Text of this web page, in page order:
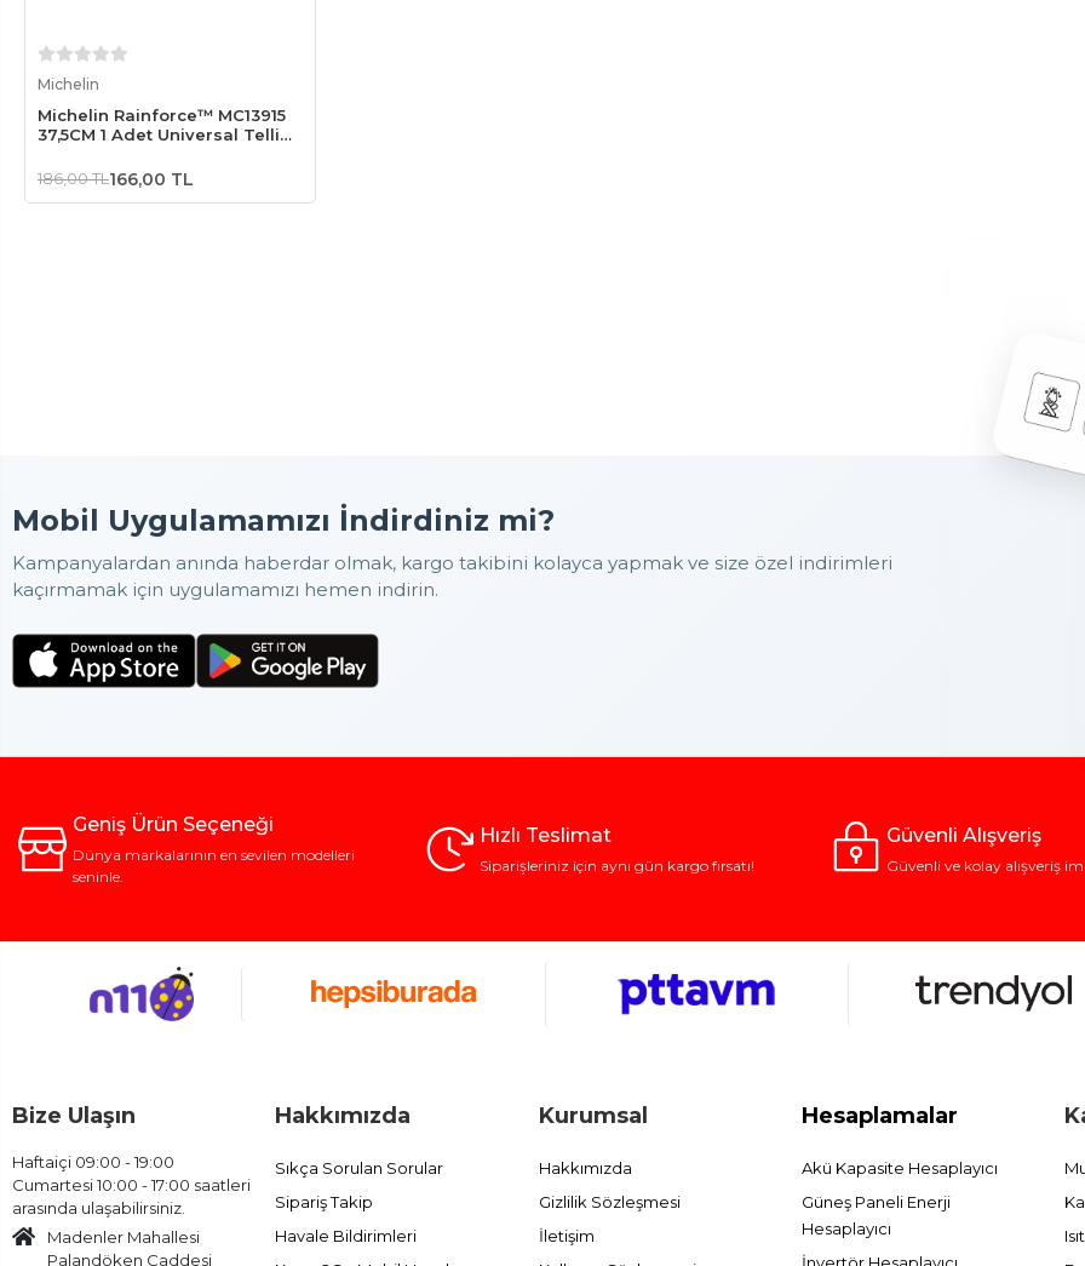
Michelin
Michelin Rainforce™ MC13915
37,5CM 1 Adet Universal Telli
186,00 TL166,00 TL
Mobil Uygulamamızı İndirdiniz mi?
Kampanyalardan anında haberdar olmak, kargo takibini kolayca yapmak ve size özel indirimleri
kaçırmamak için uygulamamızı hemen indirin.
Geniş Ürün Seçeneği
Dünya markalarının en sevilen modelleri
seninle.
Hızlı Teslimat
Siparişleriniz için aynı gün kargo fırsatı!
Güvenli Alışveriş
Güvenli ve kolay alışveriş
Bize Ulaşın
Haftaiçi 09:00 - 19:00
Cumartesi 10:00 - 17:00 saatleri
arasında ulaşabilirsiniz.
Madenler Mahallesi
Palandöken Caddesi
Hakkımızda
Sıkça Sorulan Sorular
Sipariş Takip
Havale Bildirimleri
Kurumsal
Hakkımızda
Gizlilik Sözleşmesi
İletişim
Hesaplamalar
Akü Kapasite Hesaplayıcı
Güneş Paneli Enerji
Hesaplayıcı